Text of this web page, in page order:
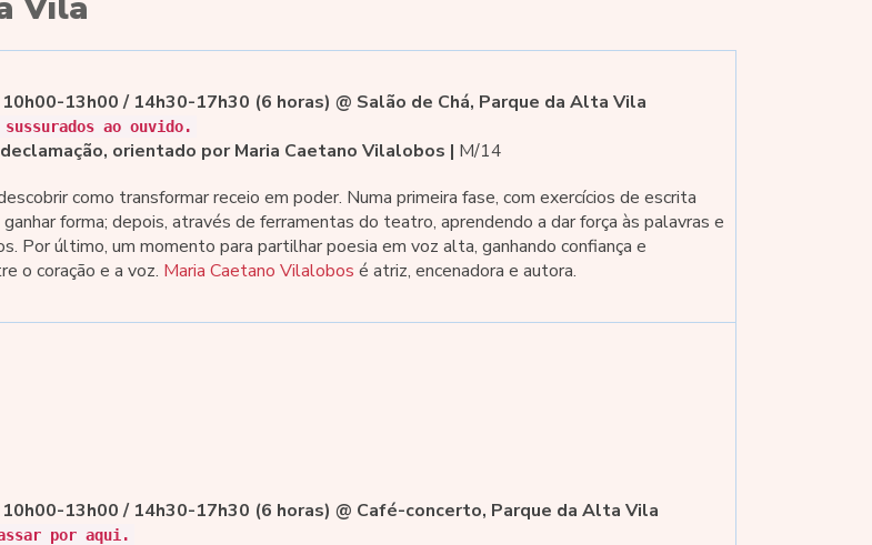
13h00 / 14h30-17h30 (6 horas) @ Salão de Chá, Parque da Alta Vila
sussurados ao ouvido.
orientado por Maria Caetano Vilalobos | M/14
como transformar receio em poder. Numa primeira fase, com exercícios de escrita
forma; depois, através de ferramentas do teatro, aprendendo a dar força às palavras e
Por último, um momento para partilhar poesia em voz alta, ganhando confiança e
o coração e a voz. Maria Caetano Vilalobos é atriz, encenadora e autora.
13h00 / 14h30-17h30 (6 horas) @ Café-concerto, Parque da Alta Vila
por aqui.